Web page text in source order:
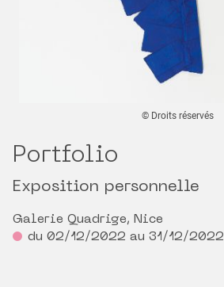
© Droits réservés
Portfolio
Exposition personnelle
Galerie Quadrige, Nice
du 02/12/2022 au 31/12/2022